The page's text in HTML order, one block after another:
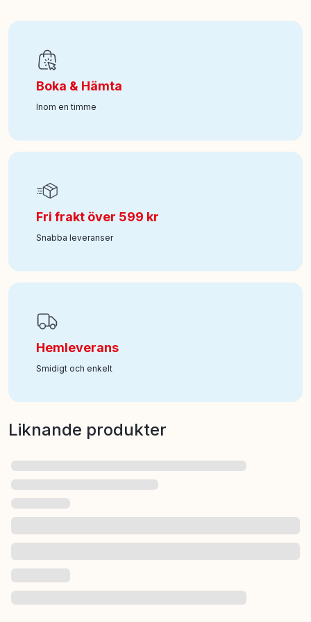
Ålder från
Art nr:550-13-1012-00
Boka & Hämta
Inom en timme
Fri frakt över 599 kr
Snabba leveranser
Hemleverans
Smidigt och enkelt
Liknande produkter